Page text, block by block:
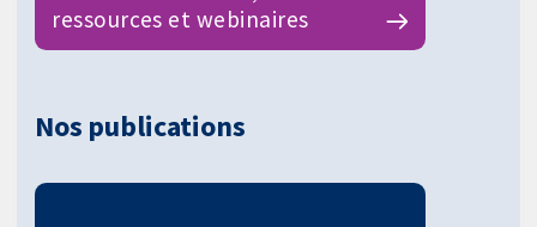
ressources et webinaires
Nos publications